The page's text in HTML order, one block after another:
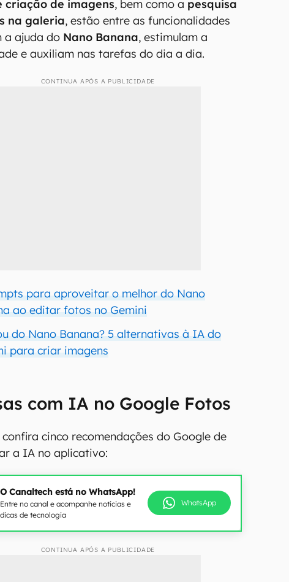
criação de imagens, bem como a pesquisa
na galeria, estão entre as funcionalidades
a ajuda do Nano Banana, estimulam a
e auxiliam nas tarefas do dia a dia.
CONTINUA APÓS A PUBLICIDADE
para aproveitar o melhor do Nano
ao editar fotos no Gemini
do Nano Banana? 5 alternativas à IA do
para criar imagens
com IA no Google Fotos
confira cinco recomendações do Google de
a IA no aplicativo:
O Canaltech está no WhatsApp!
Entre no canal e acompanhe notícias e
dicas de tecnologia
WhatsApp
CONTINUA APÓS A PUBLICIDADE